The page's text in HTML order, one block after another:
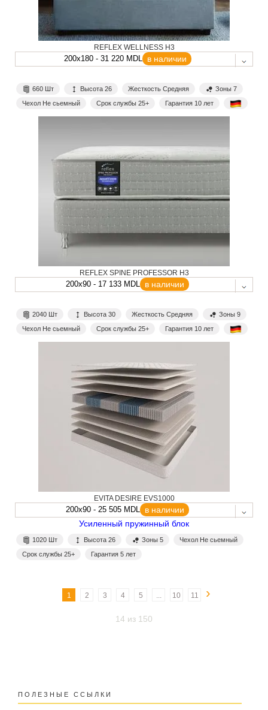
REFLEX WELLNESS H3
200x180 - 31 220 MDL в наличии
660 Шт Высота 26 Жесткость Средняя
Зоны 7
Чехол Не сьемный
Срок службы 25+ Гарантия 10 лет
REFLEX SPINE PROFESSOR H3
200x90 - 17 133 MDL в наличии
2040 Шт Высота 30 Жесткость Средняя
Зоны 9
Чехол Не сьемный
Срок службы 25+ Гарантия 10 лет
EVITA DESIRE EVS1000
200x90 - 25 505 MDL
в наличии
Усиленный пружинный блок
1020 Шт Высота 26 Зоны 5
Чехол Не сьемный
Срок службы 25+
Гарантия 5 лет
1 2 3 4 5 10 11 ›
14 из 150
ПОЛЕЗНЫЕ ССЫЛКИ